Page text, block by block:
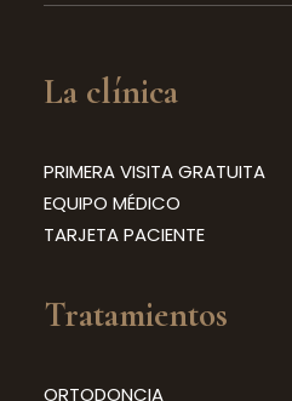
La clínica
PRIMERA VISITA GRATUITA
EQUIPO MÉDICO
TARJETA PACIENTE
Tratamientos
ORTODONCIA